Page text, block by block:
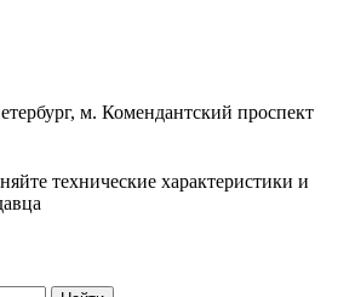
м. Комендантский проспект
технические характеристики и